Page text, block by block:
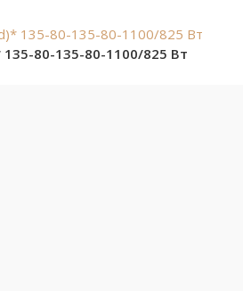
135-80-135-80-1100/825 Вт